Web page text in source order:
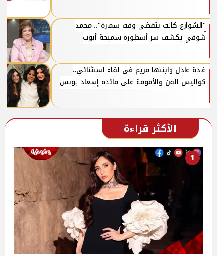
"الشوارع كانت بتفضى وقت سمارة".. محمد
شوقي يكشف سر أسطورة سميحة أيوب
غادة عادل وابنتها مريم في لقاء استثنائي..
كواليس الفن والأمومة على مائدة إسعاد يونس
الأكثر قراءة
1